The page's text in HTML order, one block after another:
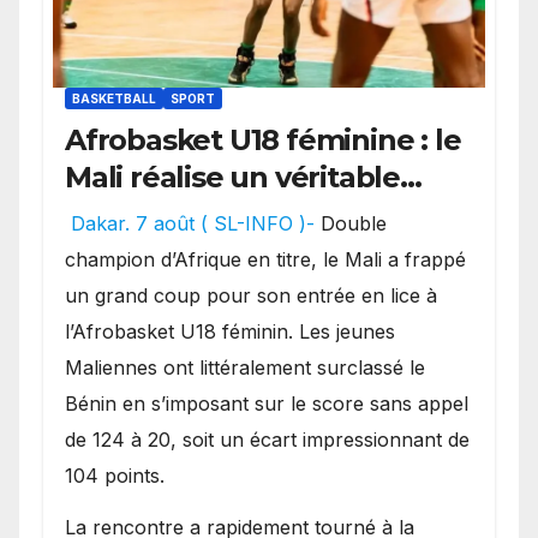
BASKETBALL SPORT
Afrobasket U18 féminine : le
Mali réalise un véritable
festival offensif et inflige
une lourde défaite au
Bénin.
Dakar. 7 août ( SL-INFO )- Double
champion d’Afrique en titre, le Mali a frappé
un grand coup pour son entrée en lice à
l’Afrobasket U18 féminin. Les jeunes
Maliennes ont littéralement surclassé le
Bénin en s’imposant sur le score sans appel
de 124 à 20, soit un écart impressionnant de
104 points.
La rencontre a rapidement tourné à la